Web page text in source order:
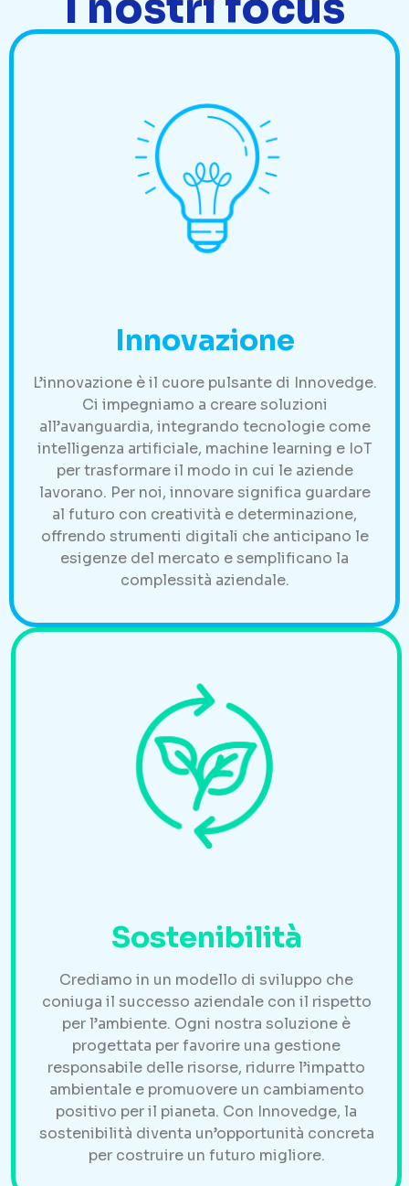
Innovazione
L’innovazione è il cuore pulsante di Innovedge.
Ci impegniamo a creare soluzioni
all’avanguardia, integrando tecnologie come
intelligenza artificiale, machine learning e IoT
per trasformare il modo in cui le aziende
lavorano. Per noi, innovare significa guardare
al futuro con creatività e determinazione,
offrendo strumenti digitali che anticipano le
esigenze del mercato e semplificano la
complessità aziendale.
Sostenibilità
Crediamo in un modello di sviluppo che
coniuga il successo aziendale con il rispetto
per l’ambiente. Ogni nostra soluzione è
progettata per favorire una gestione
responsabile delle risorse, ridurre l’impatto
ambientale e promuovere un cambiamento
positivo per il pianeta. Con Innovedge, la
sostenibilità diventa un’opportunità concreta
per costruire un futuro migliore.